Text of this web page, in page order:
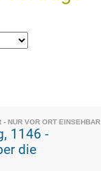
NUR VOR ORT EINSEHBAR
die